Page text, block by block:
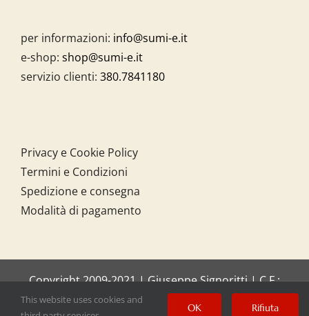
per informazioni: info@sumi-e.it
e-shop: shop@sumi-e.it
servizio clienti: 380.7841180
Privacy e Cookie Policy
Termini e Condizioni
Spedizione e consegna
Modalità di pagamento
Copyright 2009-2021 | Giuseppe Signoritti | C.F.:
SGNGPP61C20I158O
This website uses cookies and
OK Rifiuta